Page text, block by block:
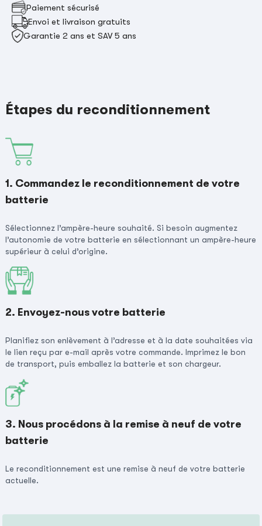
Paiement sécurisé
Envoi et livraison gratuits
Garantie 2 ans et SAV 5 ans
Étapes du reconditionnement
1. Commandez le reconditionnement de votre
batterie
Sélectionnez l’ampère-heure souhaité. Si besoin augmentez
l’autonomie de votre batterie en sélectionnant un ampère-heure
supérieur à celui d’origine.
2. Envoyez-nous votre batterie
Planifiez son enlèvement à l’adresse et à la date souhaitées via
le lien reçu par e-mail après votre commande. Imprimez le bon
de transport, puis emballez la batterie et son chargeur.
3. Nous procédons à la remise à neuf de votre
batterie
Le reconditionnement est une remise à neuf de votre batterie
actuelle.